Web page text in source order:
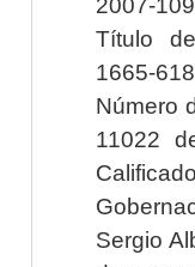
Título
1665-
Número
11022
Sergio